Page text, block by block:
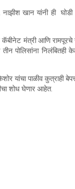
खान यांनी ही घोडी
मंत्री आणि रामपूरचे
पोलिसांना
यांचा पाळीव कुत्राही
शोध घेणार आहेत.